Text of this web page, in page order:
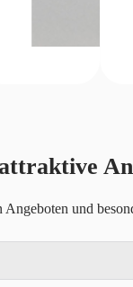
und